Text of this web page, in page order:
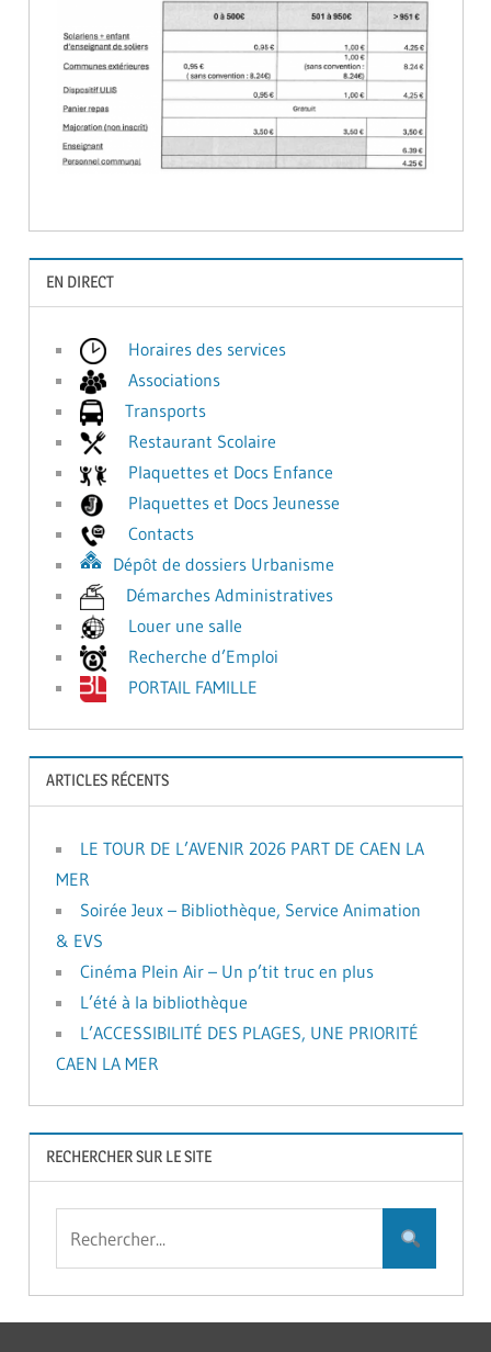
EN DIRECT
Horaires des services
Associations
Transports
Restaurant Scolaire
Plaquettes et Docs Enfance
Plaquettes et Docs Jeunesse
Contacts
Dépôt de dossiers Urbanisme
Démarches Administratives
Louer une salle
Recherche d’Emploi
PORTAIL FAMILLE
ARTICLES RÉCENTS
LE TOUR DE L’AVENIR 2026 PART DE CAEN LA
MER
Soirée Jeux – Bibliothèque, Service Animation
& EVS
Cinéma Plein Air – Un p’tit truc en plus
L’été à la bibliothèque
L’ACCESSIBILITÉ DES PLAGES, UNE PRIORITÉ
CAEN LA MER
RECHERCHER SUR LE SITE